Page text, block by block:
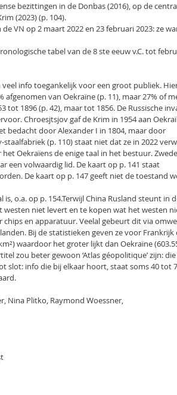
bezittingen in de Donbas (2016), op de
(2023) (p. 104).
VN op 2 maart 2022 en 23 februari 2023: ze
tabel van de 8 ste eeuw v.C. tot
info toegankelijk voor een groot publiek.
van Oekraïne (p. 11), maar 27% of
1896 (p. 42), maar tot 1856. De Russische
Chroesjtsjov gaf de Krim in 1954 aan
bedacht door Alexander I in 1804, maar door
(p. 110) staat niet dat ze in 2022
Oekraïens de enige taal in het bestuur.
een volwaardig lid. De kaart op p. 141 staat
De kaart op p. 147 geeft niet de toestand
o.a. op p. 154.Terwijl China Rusland steunt in
niet levert en te kopen wat het westen
en apparatuur. Veelal gebeurt dit via
Bij de statistieken geven ze voor Frankrijk
waardoor het groter lijkt dan Oekraïne
zou beter gewoon ‘Atlas géopolitique’ zijn: die
slot: info die bij elkaar hoort, staat soms 40 tot
Nina Plitko, Raymond Woessner,